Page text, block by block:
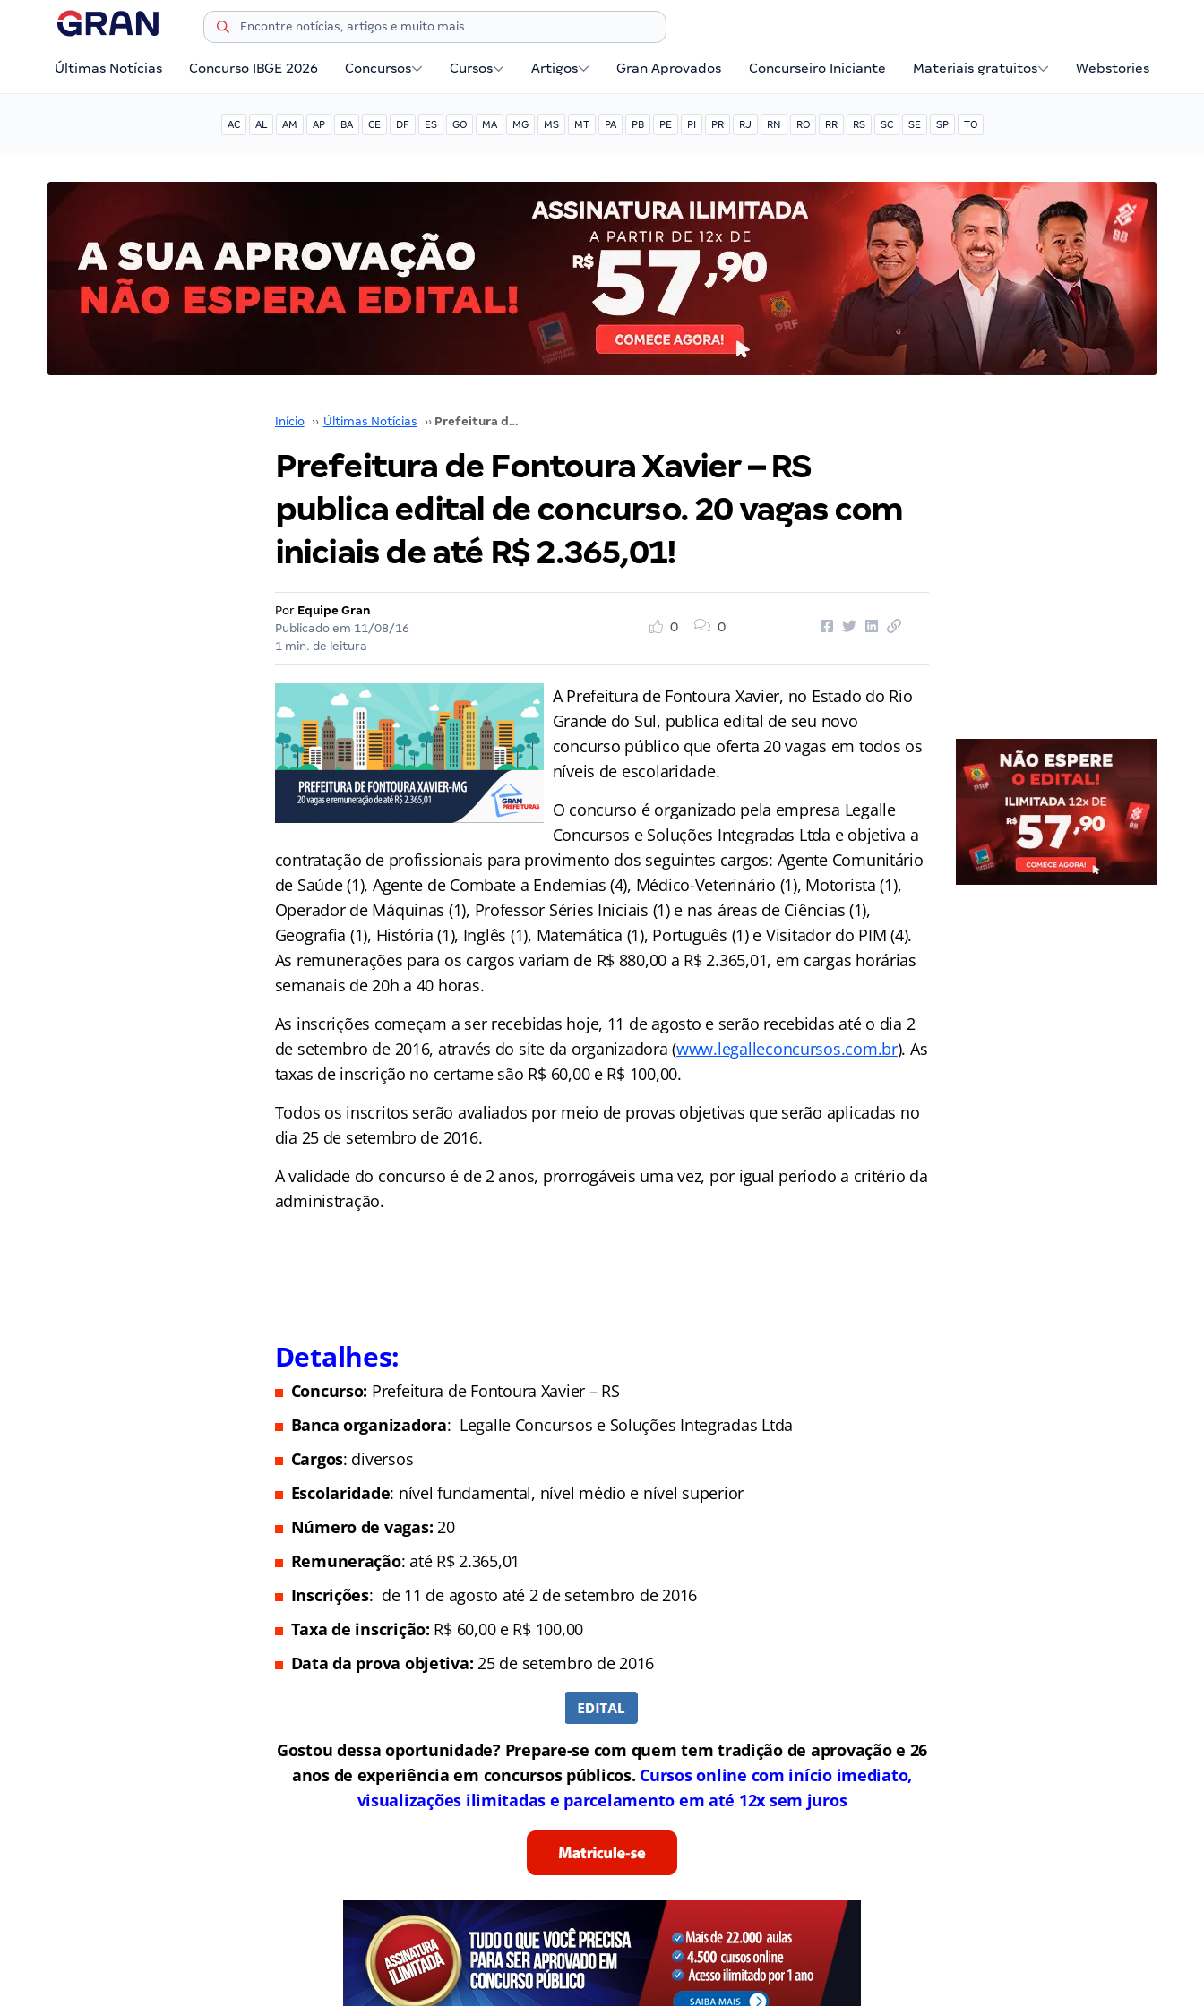
Últimas Notícias Concurso IBGE 2026 Concursos Cursos Artigos Gran Aprovados Concurseiro Iniciante Materiais gratuitos Webstories
AC AL AM AP BA CE DF ES GO MA MG MS MT PA PB PE PI PR RJ RN RO RR RS SC SE SP TO
Início ›› Últimas Notícias ›› Prefeitura de Fontoura Xavier – RS publica edital de concurso. 20 vagas com iniciais de até R$ 2.365,01!
Prefeitura de Fontoura Xavier – RS
publica edital de concurso. 20 vagas com
iniciais de até R$ 2.365,01!
Por Equipe Gran
Publicado em 11/08/16
1 min. de leitura
0 0
A Prefeitura de Fontoura Xavier, no Estado do Rio
Grande do Sul, publica edital de seu novo
concurso público que oferta 20 vagas em todos os
níveis de escolaridade.
O concurso é organizado pela empresa Legalle
Concursos e Soluções Integradas Ltda e objetiva a
contratação de profissionais para provimento dos seguintes cargos: Agente Comunitário
de Saúde (1), Agente de Combate a Endemias (4), Médico-Veterinário (1), Motorista (1),
Operador de Máquinas (1), Professor Séries Iniciais (1) e nas áreas de Ciências (1),
Geografia (1), História (1), Inglês (1), Matemática (1), Português (1) e Visitador do PIM (4).
As remunerações para os cargos variam de R$ 880,00 a R$ 2.365,01, em cargas horárias
semanais de 20h a 40 horas.
As inscrições começam a ser recebidas hoje, 11 de agosto e serão recebidas até o dia 2
de setembro de 2016, através do site da organizadora (www.legalleconcursos.com.br). As
taxas de inscrição no certame são R$ 60,00 e R$ 100,00.
Todos os inscritos serão avaliados por meio de provas objetivas que serão aplicadas no
dia 25 de setembro de 2016.
A validade do concurso é de 2 anos, prorrogáveis uma vez, por igual período a critério da
administração.
Detalhes:
Concurso: Prefeitura de Fontoura Xavier – RS
Banca organizadora: Legalle Concursos e Soluções Integradas Ltda
Cargos: diversos
Escolaridade: nível fundamental, nível médio e nível superior
Número de vagas:20
Remuneração: até R$ 2.365,01
Inscrições: de 11 de agosto até 2 de setembro de 2016
Taxa de inscrição: R$ 60,00 e R$ 100,00
Data da prova objetiva: 25 de setembro de 2016
Gostou dessa oportunidade? Prepare-se com quem tem tradição de aprovação e 26
anos de experiência em concursos públicos. Cursos online com início imediato,
visualizações ilimitadas e parcelamento em até 12x sem juros